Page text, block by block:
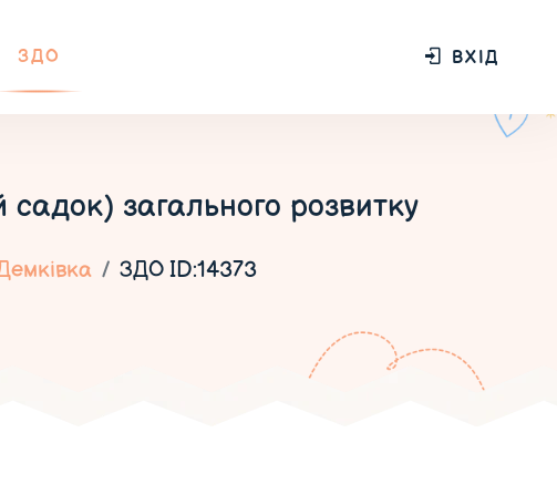
ЗДО ВХІД
загального розвитку
ЗДО ID:14373